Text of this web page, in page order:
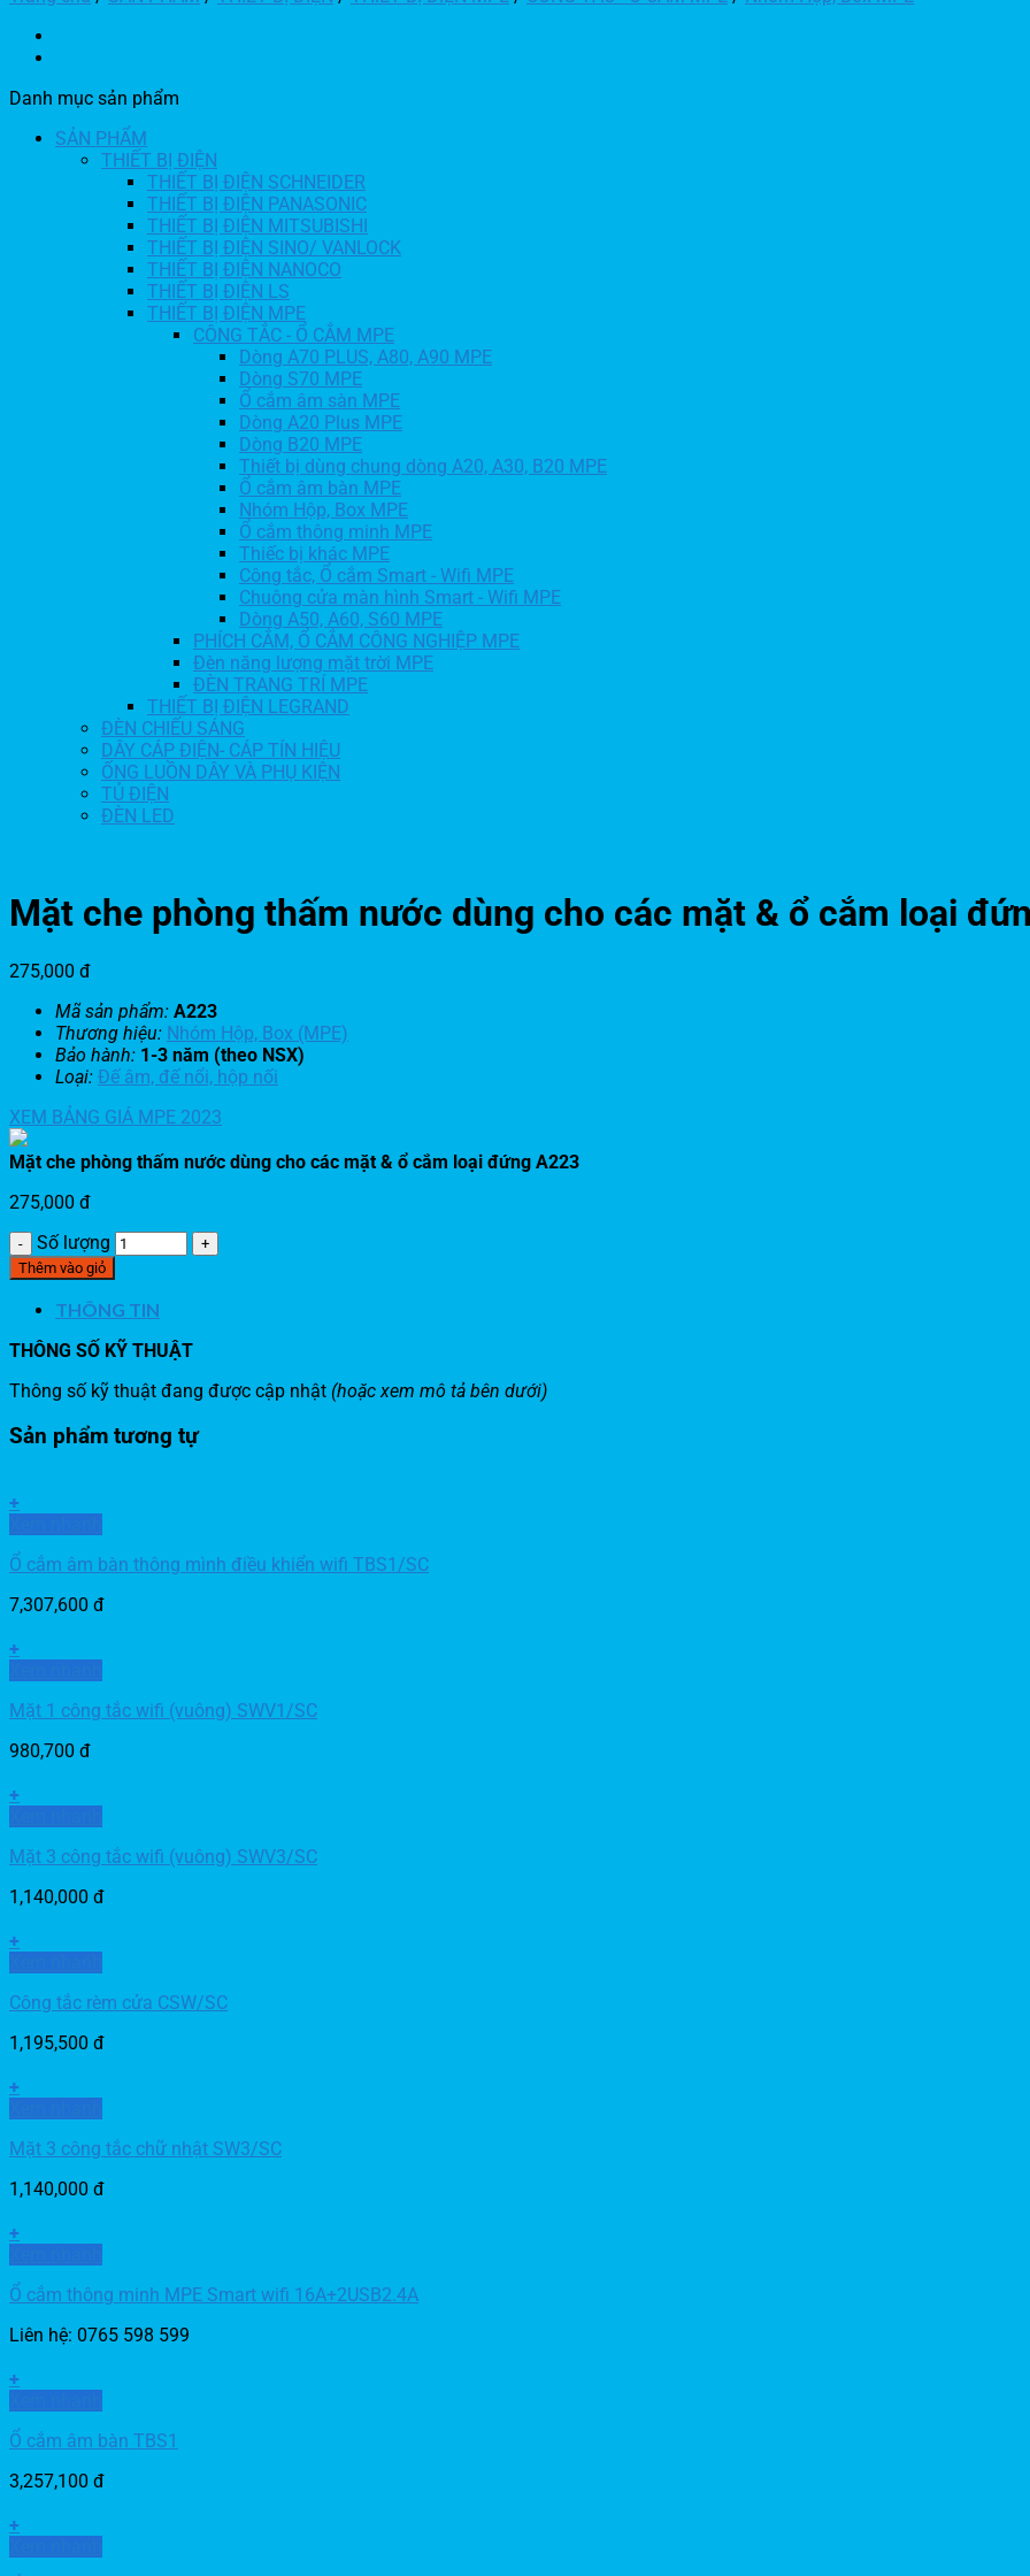
Danh mục sản phẩm
SẢN PHẨM
THIẾT BỊ ĐIỆN
THIẾT BỊ ĐIỆN SCHNEIDER
THIẾT BỊ ĐIỆN PANASONIC
THIẾT BỊ ĐIỆN MITSUBISHI
THIẾT BỊ ĐIỆN SINO/ VANLOCK
THIẾT BỊ ĐIỆN NANOCO
THIẾT BỊ ĐIỆN LS
THIẾT BỊ ĐIỆN MPE
CÔNG TẮC - Ổ CẮM MPE
Dòng A70 PLUS, A80, A90 MPE
Dòng S70 MPE
Ổ cắm âm sàn MPE
Dòng A20 Plus MPE
Dòng B20 MPE
Thiết bị dùng chung dòng A20, A30, B20 MPE
Ổ cắm âm bàn MPE
Nhóm Hộp, Box MPE
Ổ cắm thông minh MPE
Thiếc bị khác MPE
Công tắc, Ổ cắm Smart - Wifi MPE
Chuông cửa màn hình Smart - Wifi MPE
Dòng A50, A60, S60 MPE
PHÍCH CẮM, Ổ CẮM CÔNG NGHIỆP MPE
Đèn năng lượng mặt trời MPE
ĐÈN TRANG TRÍ MPE
THIẾT BỊ ĐIỆN LEGRAND
ĐÈN CHIẾU SÁNG
DÂY CÁP ĐIỆN- CÁP TÍN HIỆU
ỐNG LUỒN DÂY VÀ PHỤ KIỆN
TỦ ĐIỆN
ĐÈN LED
Mặt che phòng thấm nước dùng cho các mặt & ổ cắm loại
275,000 đ
Mã sản phẩm: A223
Thương hiệu: Nhóm Hộp, Box (MPE)
Bảo hành: 1-3 năm (theo NSX)
Loại: Đế âm, đế nổi, hộp nối
XEM BẢNG GIÁ MPE 2023
Mặt che phòng thấm nước dùng cho các mặt & ổ cắm loại đứng A223
275,000 đ
Số lượng
Thêm vào giỏ
THÔNG TIN
THÔNG SỐ KỸ THUẬT
Thông số kỹ thuật đang được cập nhật (hoặc xem mô tả bên dưới)
Sản phẩm tương tự
+
Ổ cắm âm bàn thông mình điều khiển wifi TBS1/SC
7,307,600 đ
+
Mặt 1 công tắc wifi (vuông) SWV1/SC
980,700 đ
+
Mặt 3 công tắc wifi (vuông) SWV3/SC
1,140,000 đ
+
Công tắc rèm cửa CSW/SC
1,195,500 đ
+
Mặt 3 công tắc chữ nhật SW3/SC
1,140,000 đ
+
Ổ cắm thông minh MPE Smart wifi 16A+2USB2.4A
Liên hệ: 0765 598 599
+
Ổ cắm âm bàn TBS1
3,257,100 đ
+